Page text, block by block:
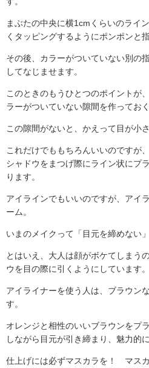
まぶたの中央に横1cmくらいのライ
くタッピングするようにポンポンと
その後、カラーがついていない別の
してなじませます。
このときのもうひとつのポイントが
ラーがついていない隙間を作っておく
この隙間がないと、かえって目が小
これだけでももちろんいいのですが
シャドウをまつげ際にライン状にプ
ります。
アイラインでもいいのですが、アイ
ーム。
いまのメイクって「目元を締めない
とはいえ、大人は顔がボケてしまう
ウを目の際に引くようにしています。
アイライナーを使う人は、ブラウン
す。
オレンジと相性のいいブラウンをプ
しながら目元が引き締まり、魅力的
仕上げには必ずマスカラを！ マス